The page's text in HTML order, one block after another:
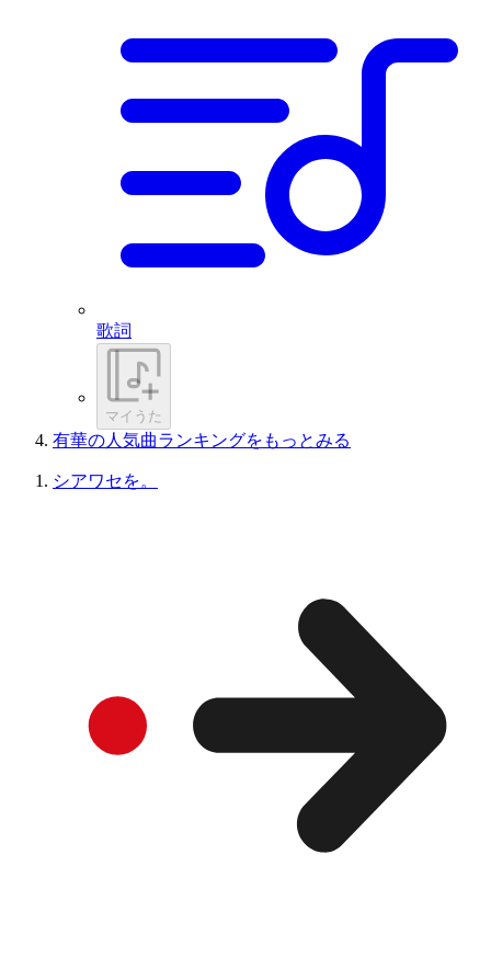
歌詞
マイうた
有華の人気曲ランキングをもっとみる
シアワセを。